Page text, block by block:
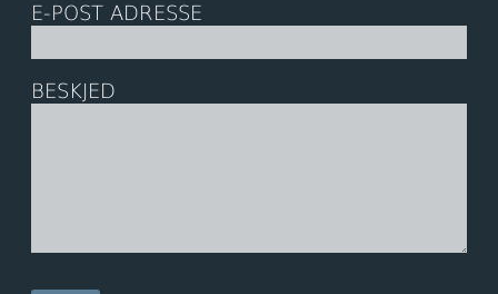
E-POST ADRESSE
BESKJED